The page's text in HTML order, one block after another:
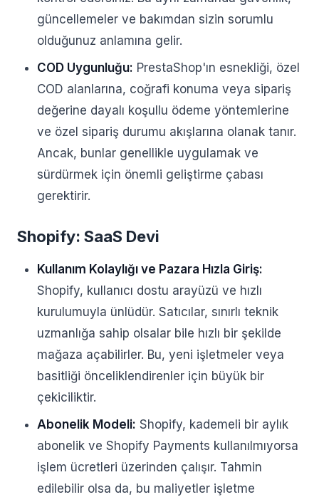
güncellemeler ve bakımdan sizin sorumlu
olduğunuz anlamına gelir.
COD Uygunluğu: PrestaShop'ın esnekliği, özel
COD alanlarına, coğrafi konuma veya sipariş
değerine dayalı koşullu ödeme yöntemlerine
ve özel sipariş durumu akışlarına olanak tanır.
Ancak, bunlar genellikle uygulamak ve
sürdürmek için önemli geliştirme çabası
gerektirir.
Shopify: SaaS Devi
Kullanım Kolaylığı ve Pazara Hızla Giriş:
Shopify, kullanıcı dostu arayüzü ve hızlı
kurulumuyla ünlüdür. Satıcılar, sınırlı teknik
uzmanlığa sahip olsalar bile hızlı bir şekilde
mağaza açabilirler. Bu, yeni işletmeler veya
basitliği önceliklendirenler için büyük bir
çekiciliktir.
Abonelik Modeli: Shopify, kademeli bir aylık
abonelik ve Shopify Payments kullanılmıyorsa
işlem ücretleri üzerinden çalışır. Tahmin
edilebilir olsa da, bu maliyetler işletme